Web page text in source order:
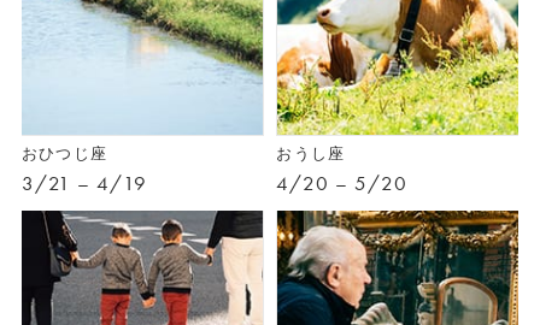
おひつじ座
3/21 – 4/19
おうし座
4/20 – 5/20